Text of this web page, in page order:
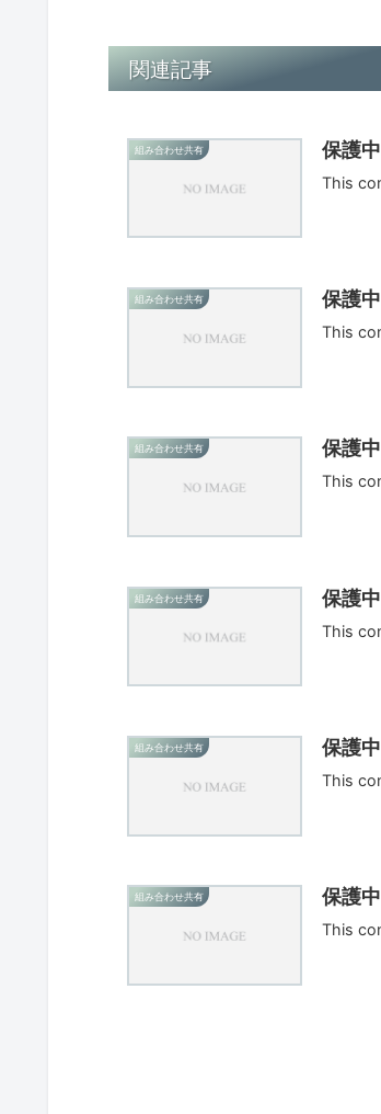
関連記事
組み合わせ共有 保護
This
組み合わせ共有 保護
This
組み合わせ共有 保護
This
組み合わせ共有 保護
This
組み合わせ共有 保護
This
組み合わせ共有 保護
This